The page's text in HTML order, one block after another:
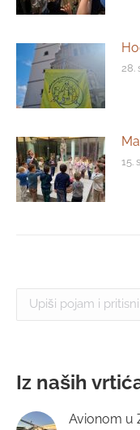
28.
15.
Search:
Iz naših
Avionom u